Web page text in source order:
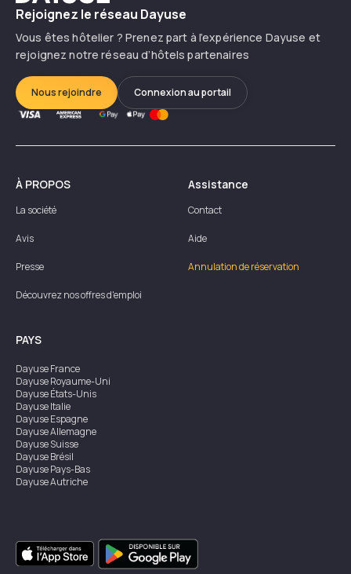
Rejoignez le réseau Dayuse
Vous êtes hôtelier ? Prenez part à l’expérience Dayuse et
rejoignez notre réseau d’hôtels partenaires
Nous rejoindre Connexion au portail
À PROPOS
La société
Avis
Presse
Découvrez nos offres d'emploi
Assistance
Contact
Aide
Annulation de réservation
PAYS
DayuseFrance
DayuseRoyaume-Uni
DayuseÉtats-Unis
DayuseItalie
DayuseEspagne
DayuseAllemagne
DayuseSuisse
DayuseBrésil
DayusePays-Bas
DayuseAutriche
DayuseSingapour
DayuseSuède
DayuseThaïlande